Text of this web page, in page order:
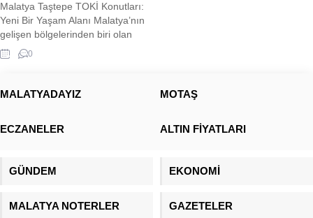
Malatya Taştepe TOKİ Konutları:
Yeni Bir Yaşam Alanı Malatya’nın
gelişen bölgelerinden biri olan
Taştepe’de, TOKİ tarafından inşa
edilen yeni konutlar, modern
taşıyor. Deprem riski taşıyan
TOKİ, Taştepe’deki projede de
güvenli yaşam...
0
MALATYADAYIZ MOTAŞ
ECZANELER ALTIN FİYATLARI
GÜNDEM EKONOMİ
MALATYA NOTERLER GAZETELER